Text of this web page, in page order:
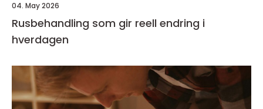
04. May 2026
Rusbehandling som gir reell endring i
hverdagen